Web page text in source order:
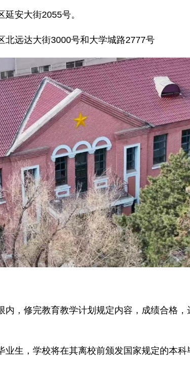
安大街2055号。
北远达大街3000号和大学城路2777号
内，修完教育教学计划规定内容，成绩合格
生，学校将在其离校前颁发国家规定的本科